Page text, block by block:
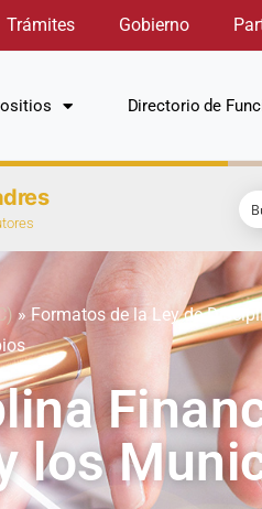
Trámites Gobierno
Directorio de
»Formatos de la Ley de
los